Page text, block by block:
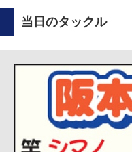
当日のタックル